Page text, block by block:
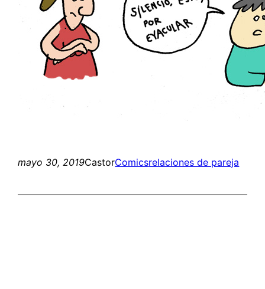
mayo 30, 2019CastorComicsrelaciones de pareja